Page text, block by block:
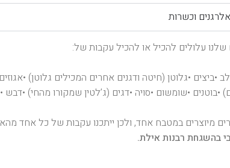
וכשרות
שלנו עלולים להכיל או להכיל עקבות של:
•ביצים •גלוטן (חיטה ודגנים אחרים המכילים גלוטן)
•בוטנים •שומשום •סויה •דגים (ג’לטין שמקורו מהחי) •דבש
מיוצרים במטבח אחד, ולכן ייתכנו עקבות של כל אחד
בהשגחת רבנות אילת.